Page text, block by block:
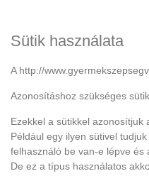
Sütik használata
A http://
Azonosításhoz szükséges sütik
Ezekkel a sütikkel azonosítjuk
Például egy ilyen sütivel
felhasználó be van-e lépve és
De ez a típus használatos